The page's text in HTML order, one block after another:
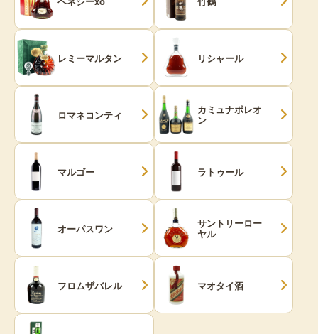
レミーマルタン リシャール
ロマネコンティ カミュナポレオ
ン
マルゴー ラトゥール
オーパスワン サントリーロー
ヤル
フロムザバレル マオタイ酒